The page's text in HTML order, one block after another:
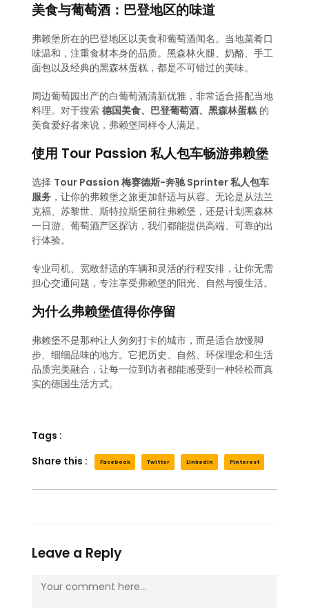
美食与葡萄酒：巴登地区的味道
弗赖堡所在的巴登地区以美食和葡萄酒闻名。当地菜肴口
味温和，注重食材本身的品质。黑森林火腿、奶酪、手工
面包以及经典的黑森林蛋糕，都是不可错过的美味。
周边葡萄园出产的白葡萄酒清新优雅，非常适合搭配当地
料理。对于搜索德国美食、巴登葡萄酒、黑森林蛋糕的
美食爱好者来说，弗赖堡同样令人满足。
使用 Tour Passion 私人包车畅游弗赖堡
选择 Tour Passion 梅赛德斯-奔驰 Sprinter 私人包车
服务 ，让你的弗赖堡之旅更加舒适与从容。无论是从法兰
克福、苏黎世、斯特拉斯堡前往弗赖堡，还是计划黑森林
一日游、葡萄酒产区探访，我们都能提供高端、可靠的出
行体验。
专业司机、宽敞舒适的车辆和灵活的行程安排，让你无需
担心交通问题，专注享受弗赖堡的阳光、自然与慢生活。
为什么弗赖堡值得你停留
弗赖堡不是那种让人匆匆打卡的城市，而是适合放慢脚
步、细细品味的地方。它把历史、自然、环保理念和生活
品质完美融合，让每一位到访者都能感受到一种轻松而真
实的德国生活方式。
Tags :
Share this :
Facebook Twitter LinkedIn Pinterest
Leave a Reply